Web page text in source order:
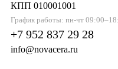
КПП 010001001
График работы: пн-чт
+7 952 837 29 28
info@novacera.ru